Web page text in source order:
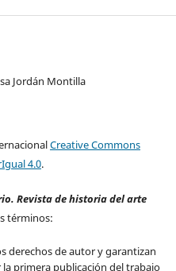
Jordán Montilla
Creative Commons
4.0.
Revista de historia del arte
términos:
derechos de autor y garantizan
la primera publicación del trabajo